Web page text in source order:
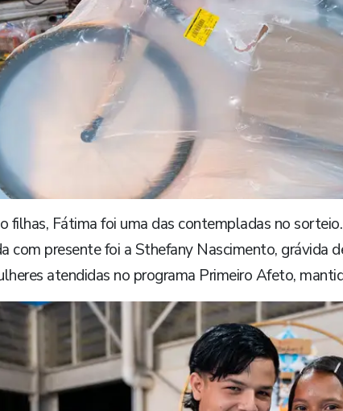
filhas, Fátima foi uma das contempladas no
com presente foi a Sthefany Nascimento, grávida
atendidas no programa Primeiro Afeto,